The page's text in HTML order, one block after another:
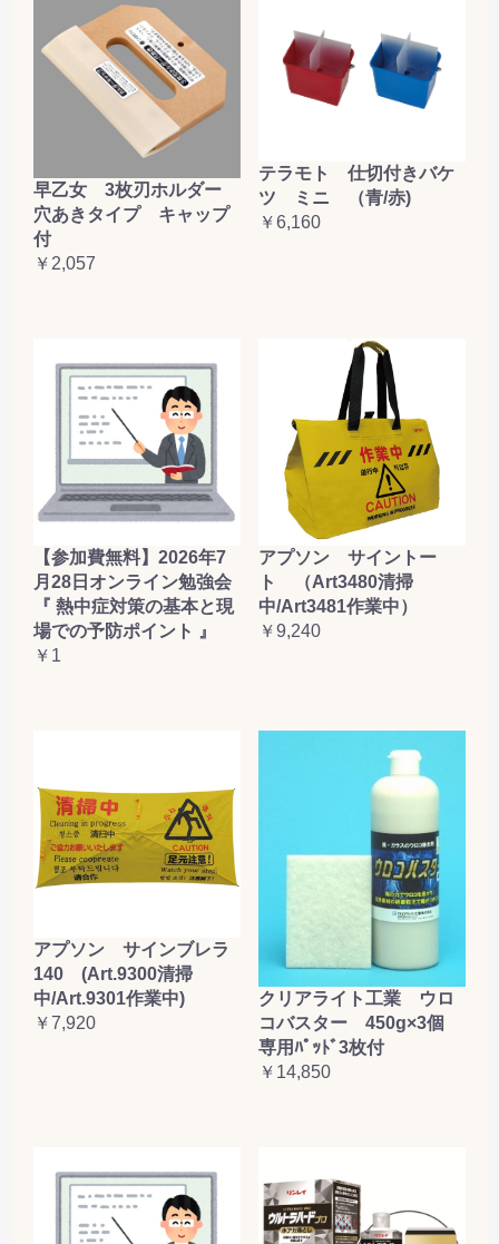
早乙女 3枚刃ホルダー
穴あきタイプ キャップ
付
￥2,057
テラモト 仕切付きバケ
ツ ミニ （青/赤)
￥6,160
【参加費無料】2026年7
月28日オンライン勉強会
『 熱中症対策の基本と現
場での予防ポイント 』
￥1
アプソン サイントー
ト （Art3480清掃
中/Art3481作業中）
￥9,240
アプソン サインブレラ
140 (Art.9300清掃
中/Art.9301作業中)
￥7,920
クリアライト工業 ウロ
コバスター 450g×3個
専用ﾊﾟｯﾄﾞ3枚付
￥14,850